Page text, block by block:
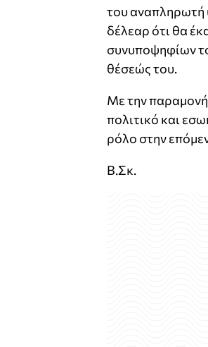
του αναπληρωτή
δέλεαρ ότι θα
συνυποψηφίων
θέσεώς του.
Με την παραμονή
πολιτικό και
ρόλο στην
Β.Σκ.